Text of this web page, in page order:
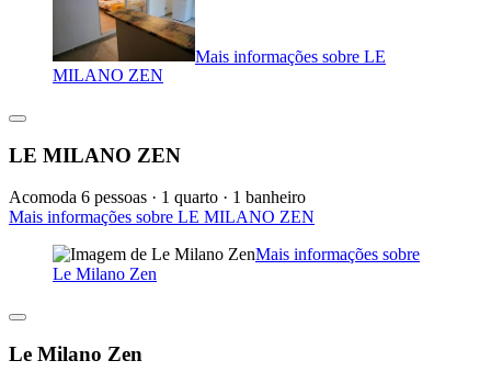
Mais informações sobre LE
MILANO ZEN
LE MILANO ZEN
Acomoda 6 pessoas · 1 quarto · 1 banheiro
Mais informações sobre LE MILANO ZEN
Mais informações sobre
Le Milano Zen
Le Milano Zen